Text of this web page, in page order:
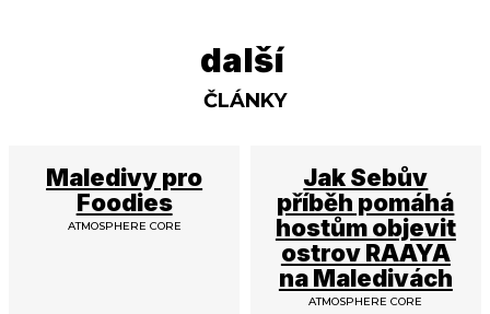
další
ČLÁNKY
Maledivy pro
Foodies
ATMOSPHERE CORE
Jak Sebův
příběh pomáhá
hostům objevit
ostrov RAAYA
na Maledivách
ATMOSPHERE CORE